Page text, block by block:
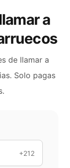
a
de llamar a
Solo pagas
+212